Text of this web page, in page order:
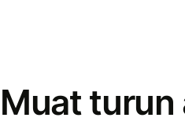
Muat turun